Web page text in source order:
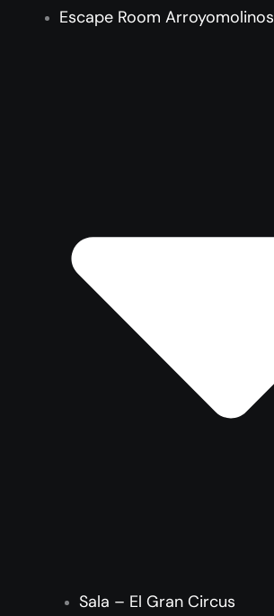
Escape Room Arroyomolinos
Sala – El Gran Circus